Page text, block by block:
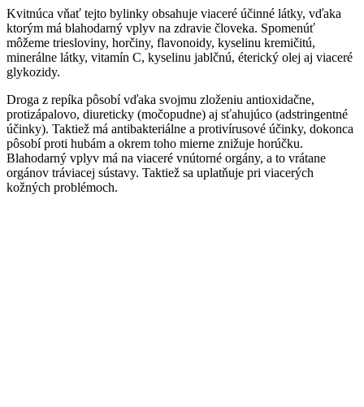
Kvitnúca vňať tejto bylinky obsahuje viaceré účinné látky, vďaka
ktorým má blahodarný vplyv na zdravie človeka. Spomenúť
môžeme triesloviny, horčiny, flavonoidy, kyselinu kremičitú,
minerálne látky, vitamín C, kyselinu jablčnú, éterický olej aj viaceré
glykozidy.
Droga z repíka pôsobí vďaka svojmu zloženiu antioxidačne,
protizápalovo, diureticky (močopudne) aj sťahujúco (adstringentné
účinky). Taktiež má antibakteriálne a protivírusové účinky, dokonca
pôsobí proti hubám a okrem toho mierne znižuje horúčku.
Blahodarný vplyv má na viaceré vnútorné orgány, a to vrátane
orgánov tráviacej sústavy. Taktiež sa uplatňuje pri viacerých
kožných problémoch.